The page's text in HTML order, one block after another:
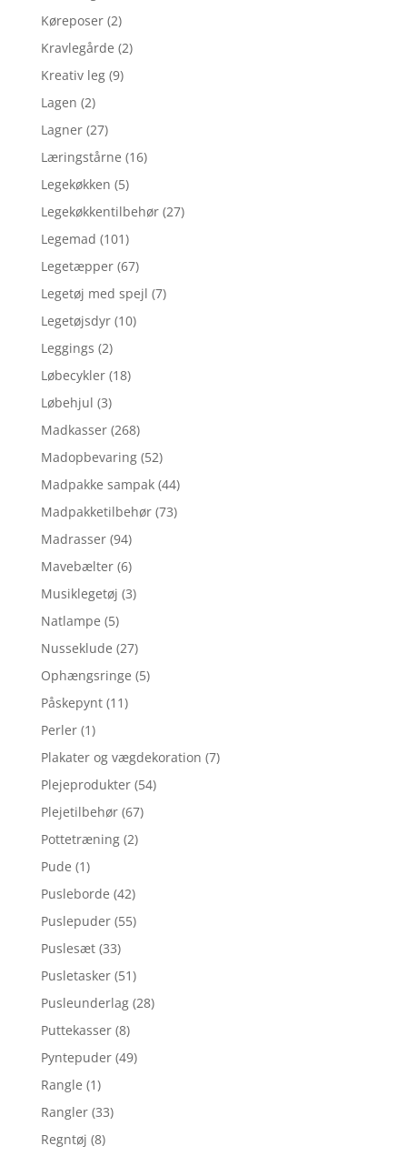
Køreposer (2)
Kravlegårde (2)
Kreativ leg (9)
Lagen (2)
Lagner (27)
Læringstårne (16)
Legekøkken (5)
Legekøkkentilbehør (27)
Legemad (101)
Legetæpper (67)
Legetøj med spejl (7)
Legetøjsdyr (10)
Leggings (2)
Løbecykler (18)
Løbehjul (3)
Madkasser (268)
Madopbevaring (52)
Madpakke sampak (44)
Madpakketilbehør (73)
Madrasser (94)
Mavebælter (6)
Musiklegetøj (3)
Natlampe (5)
Nusseklude (27)
Ophængsringe (5)
Påskepynt (11)
Perler (1)
Plakater og vægdekoration (7)
Plejeprodukter (54)
Plejetilbehør (67)
Pottetræning (2)
Pude (1)
Pusleborde (42)
Puslepuder (55)
Puslesæt (33)
Pusletasker (51)
Pusleunderlag (28)
Puttekasser (8)
Pyntepuder (49)
Rangle (1)
Rangler (33)
Regntøj (8)